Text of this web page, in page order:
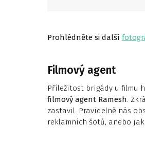
Prohlédněte si další
Filmový agent
Příležitost brigády u filmu
filmový agent Ramesh.
zastavil. Pravidelně nás
reklamních šotů, anebo